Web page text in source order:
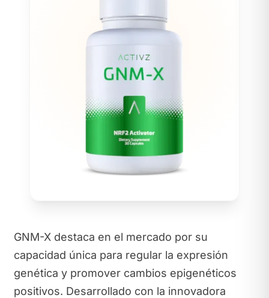
GNM-X destaca en el mercado por su
capacidad única para regular la expresión
genética y promover cambios epigenéticos
positivos. Desarrollado con la innovadora